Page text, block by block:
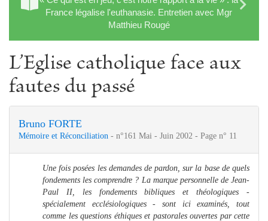
France légalise l'euthanasie. Entretien avec Mgr
Matthieu Rougé
L’Eglise catholique face aux
fautes du passé
Bruno FORTE
Mémoire et Réconciliation - n°161 Mai - Juin 2002 - Page n° 11
Une fois posées les demandes de pardon, sur la base de quels
fondements les comprendre ? La marque personnelle de Jean-
Paul II, les fondements bibliques et théologiques -
spécialement ecclésiologiques - sont ici examinés, tout
comme les questions éthiques et pastorales ouvertes par cette